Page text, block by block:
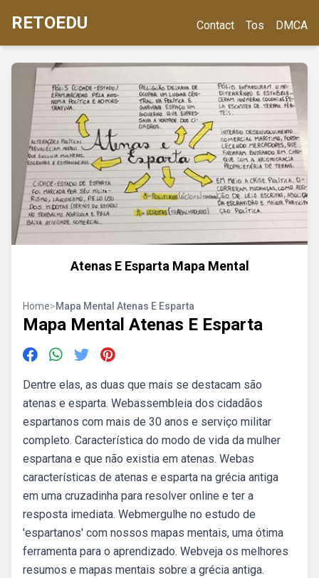
RETOEDU Contact Tos DMCA
Atenas E Esparta Mapa Mental
Home>Mapa Mental Atenas E Esparta
Mapa Mental Atenas E Esparta
Dentre elas, as duas que mais se destacam são
atenas e esparta. Webassembleia dos cidadãos
espartanos com mais de 30 anos e serviço militar
completo. Característica do modo de vida da mulher
espartana e que não existia em atenas. Webas
características de atenas e esparta na grécia antiga
em uma cruzadinha para resolver online e ter a
resposta imediata. Webmergulhe no estudo de
'espartanos' com nossos mapas mentais, uma ótima
ferramenta para o aprendizado. Webveja os melhores
resumos e mapas mentais sobre a grécia antiga.